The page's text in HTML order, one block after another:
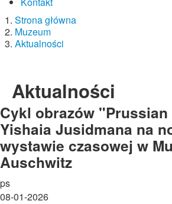
Strona główna
Muzeum
Aktualności
Aktualności
Cykl obrazów
Yishaia Jusidmana na
wystawie czasowej w
Auschwitz
ps
08-01-2026